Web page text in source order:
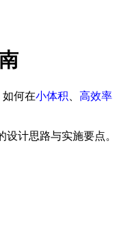
如何在小体积 高效率
计思路与实施要点。